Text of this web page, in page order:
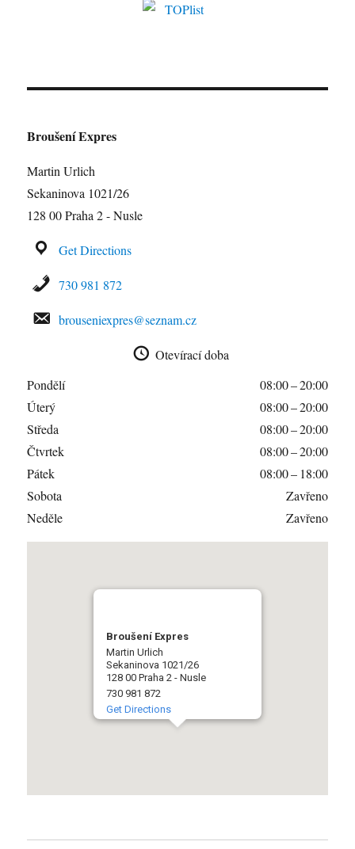
Broušení Expres
Martin Urlich
Sekaninova 1021/26
128 00 Praha 2 - Nusle
Get Directions
730 981 872
brouseniexpres@seznam.cz
Otevírací doba
Pondělí
08:00 – 20:00
Úterý
08:00 – 20:00
Středa
08:00 – 20:00
Čtvrtek
08:00 – 20:00
Pátek
08:00 – 18:00
Sobota
Zavřeno
Neděle
Zavřeno
Broušení Expres
Martin Urlich
Sekaninova 1021/26
128 00 Praha 2 - Nusle
730 981 872
Get Directions